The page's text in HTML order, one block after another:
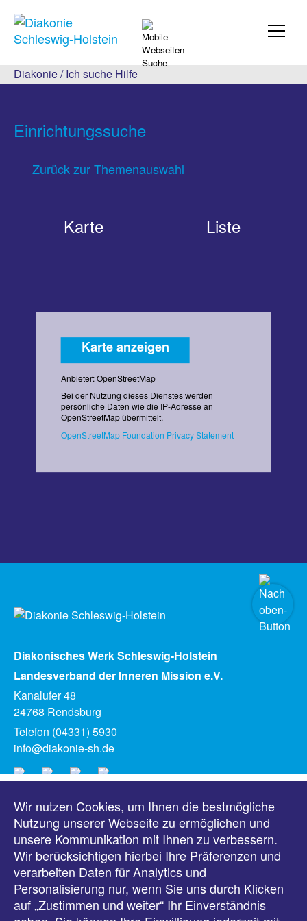
Diakonie/Ich suche Hilfe
Einrichtungssuche
Zurück zur Themenauswahl
Karte Liste
Karte anzeigen
Anbieter: OpenStreetMap
Bei der Nutzung dieses Dienstes werden
persönliche Daten wie die IP-Adresse an
OpenStreetMap übermittelt.
OpenStreetMap Foundation Privacy Statement
Diakonisches Werk Schleswig-Holstein
Landesverband der Inneren Mission e.V.
Kanalufer 48
24768 Rendsburg
Telefon (04331) 5930
info@diakonie-sh.de
Meldungen
Veranstaltungen
Downloads
Presse
Wir nutzen Cookies, um Ihnen die bestmögliche
Nutzung unserer Webseite zu ermöglichen und
unsere Kommunikation mit Ihnen zu verbessern.
Wir berücksichtigen hierbei Ihre Präferenzen und
verarbeiten Daten für Analytics und
Personalisierung nur, wenn Sie uns durch Klicken
auf „Zustimmen und weiter“ Ihr Einverständnis